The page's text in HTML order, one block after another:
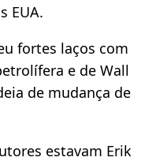
EUA.
fortes laços com
e de Wall
de mudança de
estavam Erik